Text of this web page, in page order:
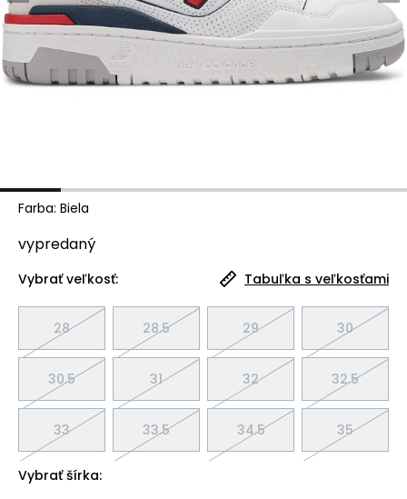
Farba: Biela
vypredaný
Vybrať veľkosť: Tabuľka s veľkosťami
28 28.5 29 30
30.5 31 32 32.5
33 33.5 34.5 35
Vybrať šírka: